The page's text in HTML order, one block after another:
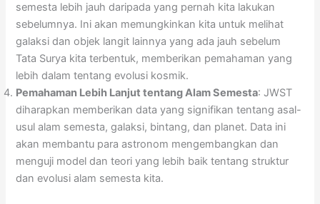
semesta lebih jauh daripada yang pernah kita lakukan
sebelumnya. Ini akan memungkinkan kita untuk melihat
galaksi dan objek langit lainnya yang ada jauh sebelum
Tata Surya kita terbentuk, memberikan pemahaman yang
lebih dalam tentang evolusi kosmik.
Pemahaman Lebih Lanjut tentang Alam Semesta: JWST
diharapkan memberikan data yang signifikan tentang asal-
usul alam semesta, galaksi, bintang, dan planet. Data ini
akan membantu para astronom mengembangkan dan
menguji model dan teori yang lebih baik tentang struktur
dan evolusi alam semesta kita.